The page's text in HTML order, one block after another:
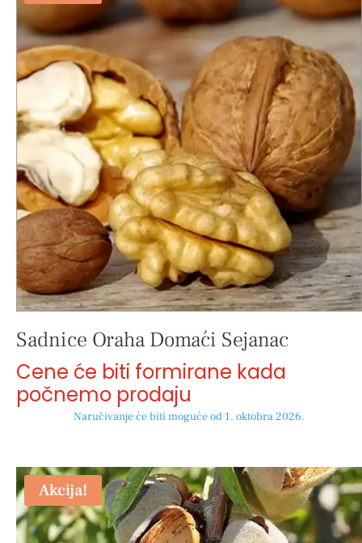
Sadnice Oraha Domaći Sejanac
Cene će biti formirane kada
počnemo prodaju
Naručivanje će biti moguće od 1. oktobra 2026.
Akcija!